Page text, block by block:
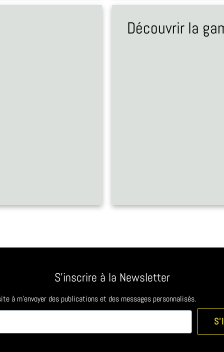
Découvrir la
S'inscrire à la Newsletter
à m'envoyer des publications et des messages personnalisés.